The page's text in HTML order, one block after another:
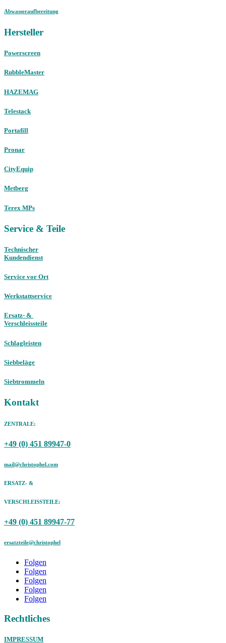
Abwasseraufbereitung
Hersteller
Powerscreen
RubbleMaster
HAZEMAG
Telestack
Portafill
Pronar
CityEquip
Metberg
Terex MPs
Service & Teile
Technischer
Kundendienst
Service vor Ort
Werkstattservice
Ersatz- &
Verschleissteile
Schlagleisten
Siebbeläge
Siebtrommeln
Kontakt
ZENTRALE:
+49 (0) 451 89947-0
mail@christophel.com
ERSATZ- &
VERSCHLEISSTEILE:
+49 (0) 451 89947-77
ersatzteile@christophel
Folgen
Folgen
Folgen
Folgen
Folgen
Rechtliches
IMPRESSUM